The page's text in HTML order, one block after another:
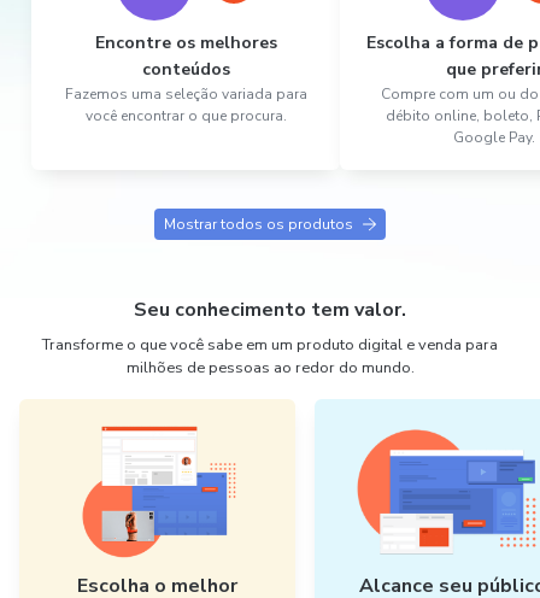
Encontre os melhores
conteúdos
Fazemos uma seleção variada para
você encontrar o que procura.
Escolha a forma de
que
Compre com um ou
débito online, boleto,
Google Pay.
Mostrar todos os produtos
Seu conhecimento tem valor.
Transforme o que você sabe em um produto digital e venda para
milhões de pessoas ao redor do mundo.
Escolha o melhor
Alcance seu